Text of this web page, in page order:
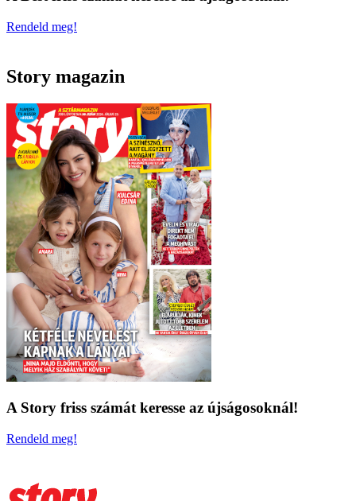
Rendeld meg!
Story magazin
A Story friss számát keresse az újságosoknál!
Rendeld meg!